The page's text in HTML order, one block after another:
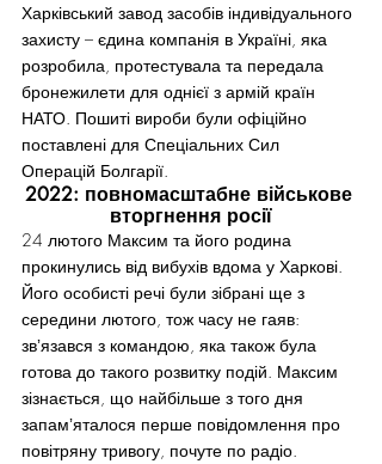
Харківський завод засобів індивідуального
захисту – єдина компанія в Україні, яка
розробила, протестувала та передала
бронежилети для однієї з армій країн
НАТО. Пошиті вироби були офіційно
поставлені для Спеціальних Сил
Операцій Болгарії.
2022: повномасштабне військове
вторгнення росії
24 лютого Максим та його родина
прокинулись від вибухів вдома у Харкові.
Його особисті речі були зібрані ще з
середини лютого, тож часу не гаяв:
звʼязався з командою, яка також була
готова до такого розвитку подій. Максим
зізнається, що найбільше з того дня
запамʼяталося перше повідомлення про
повітряну тривогу, почуте по радіо.